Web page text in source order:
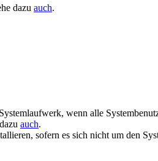
dazu auch.
wenn alle
auch.
sofern es sich nicht um den